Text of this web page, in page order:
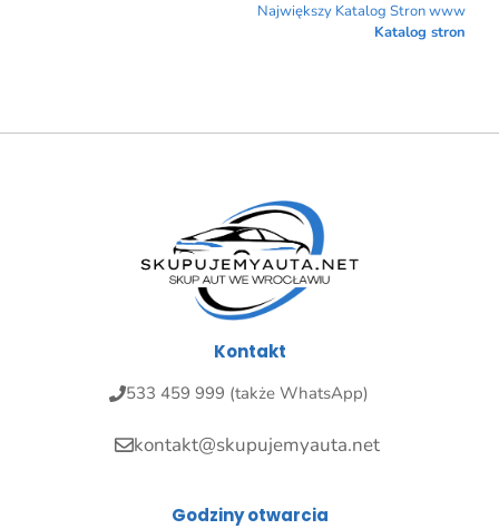
Największy Katalog Stron www
Katalog stron
Kontakt
533 459 999 (także WhatsApp)
kontakt@skupujemyauta.net
Godziny otwarcia